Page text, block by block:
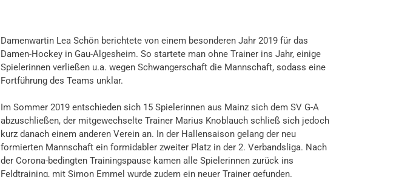
Damenwartin Lea Schön berichtete von einem besonderen Jahr 2019 für das
Damen-Hockey in Gau-Algesheim. So startete man ohne Trainer ins Jahr, einige
Spielerinnen verließen u.a. wegen Schwangerschaft die Mannschaft, sodass eine
Fortführung des Teams unklar.
Im Sommer 2019 entschieden sich 15 Spielerinnen aus Mainz sich dem SV G-A
abzuschließen, der mitgewechselte Trainer Marius Knoblauch schließ sich jedoch
kurz danach einem anderen Verein an. In der Hallensaison gelang der neu
formierten Mannschaft ein formidabler zweiter Platz in der 2. Verbandsliga. Nach
der Corona-bedingten Trainingspause kamen alle Spielerinnen zurück ins
Feldtraining, mit Simon Emmel wurde zudem ein neuer Trainer gefunden.